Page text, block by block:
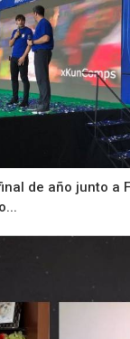
de año junto a